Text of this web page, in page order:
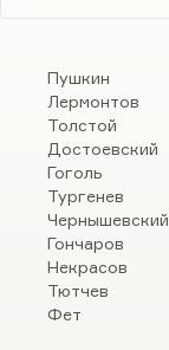
Пушкин
Лермонтов
Толстой
Достоевский
Гоголь
Тургенев
Чернышевский
Гончаров
Некрасов
Тютчев
Фет